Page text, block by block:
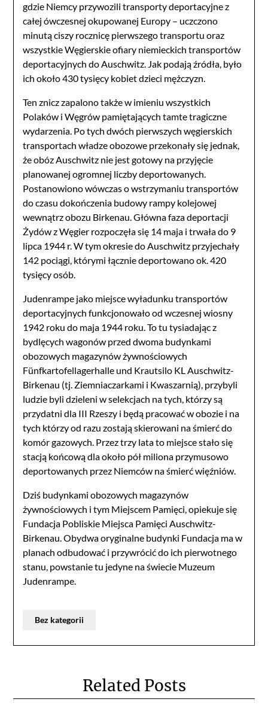
gdzie Niemcy przywozili transporty deportacyjne z
całej ówczesnej okupowanej Europy – uczczono
minutą ciszy rocznicę pierwszego transportu oraz
wszystkie Węgierskie ofiary niemieckich transportów
deportacyjnych do Auschwitz. Jak podają źródła, było
ich około 430 tysięcy kobiet dzieci mężczyzn.
Ten znicz zapalono także w imieniu wszystkich
Polaków i Węgrów pamiętających tamte tragiczne
wydarzenia. Po tych dwóch pierwszych węgierskich
transportach władze obozowe przekonały się jednak,
że obóz Auschwitz nie jest gotowy na przyjęcie
planowanej ogromnej liczby deportowanych.
Postanowiono wówczas o wstrzymaniu transportów
do czasu dokończenia budowy rampy kolejowej
wewnątrz obozu Birkenau. Główna faza deportacji
Żydów z Węgier rozpoczęła się 14 maja i trwała do 9
lipca 1944 r. W tym okresie do Auschwitz przyjechały
142 pociągi, którymi łącznie deportowano ok. 420
tysięcy osób.
Judenrampe jako miejsce wyładunku transportów
deportacyjnych funkcjonowało od wczesnej wiosny
1942 roku do maja 1944 roku. To tu tysiadając z
bydlęcych wagonów przed dwoma budynkami
obozowych magazynów żywnościowych
Fünfkartofellagerhalle und Krautsilo KL Auschwitz-
Birkenau (tj. Ziemniaczarkami i Kwaszarnią), przybyli
ludzie byli dzieleni w selekcjach na tych, którzy są
przydatni dla III Rzeszy i będą pracować w obozie i na
tych którzy od razu zostają skierowani na śmierć do
komór gazowych. Przez trzy lata to miejsce stało się
stacją końcową dla około pół miliona przymusowo
deportowanych przez Niemców na śmierć więźniów.
Dziś budynkami obozowych magazynów
żywnościowych i tym Miejscem Pamięci, opiekuje się
Fundacja Pobliskie Miejsca Pamięci Auschwitz-
Birkenau. Obydwa oryginalne budynki Fundacja ma w
planach odbudować i przywrócić do ich pierwotnego
stanu, powstanie tu jedyne na świecie Muzeum
Judenrampe.
Bez kategorii
Related Posts